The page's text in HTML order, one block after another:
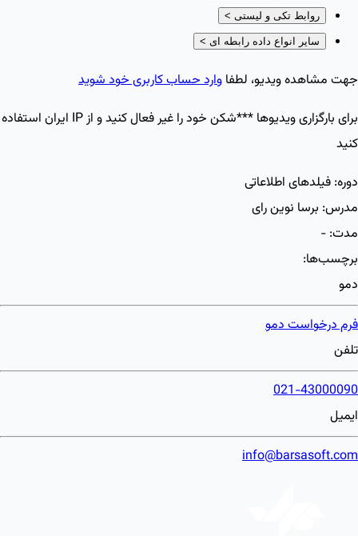
روابط تکی و لیستی >
سایر انواع داده رابطه ای >
جهت مشاهده ویدیو، لطفا وارد حساب کاربری خود شوید
برای بارگزاری ویدیو‌ها ***شکن خود را غیر فعال کنید و از IP ایران استفاده
کنید
دوره: فیلدهای اطلاعاتی
مدرس: برسا نوین رای
مدت: -
برچسب‌ها:
دمو
فرم درخواست دمو
تلفن
021-43000090
ایمیل
info@barsasoft.com